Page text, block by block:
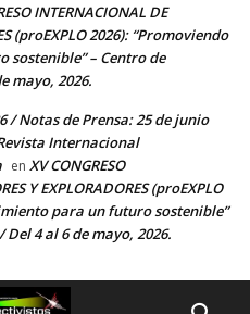
INTERNACIONAL DE
(proEXPLO 2026): “Promoviendo
– Centro de
mayo, 2026.
/ Notas de Prensa: 25 de junio
Internacional
en XV CONGRESO
Y EXPLORADORES (proEXPLO
para un futuro sostenible”
Del 4 al 6 de mayo, 2026.